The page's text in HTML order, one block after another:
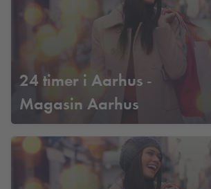
24 timer i Aarhus -
Magasin Aarhus